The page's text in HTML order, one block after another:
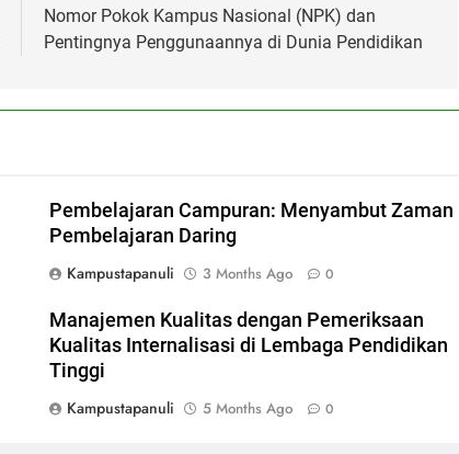
Nomor Pokok Kampus Nasional (NPK) dan
Pentingnya Penggunaannya di Dunia Pendidikan
Pembelajaran Campuran: Menyambut Zaman
Pembelajaran Daring
Kampustapanuli
3 Months Ago 0
Manajemen Kualitas dengan Pemeriksaan
Kualitas Internalisasi di Lembaga Pendidikan
Tinggi
Kampustapanuli
5 Months Ago 0